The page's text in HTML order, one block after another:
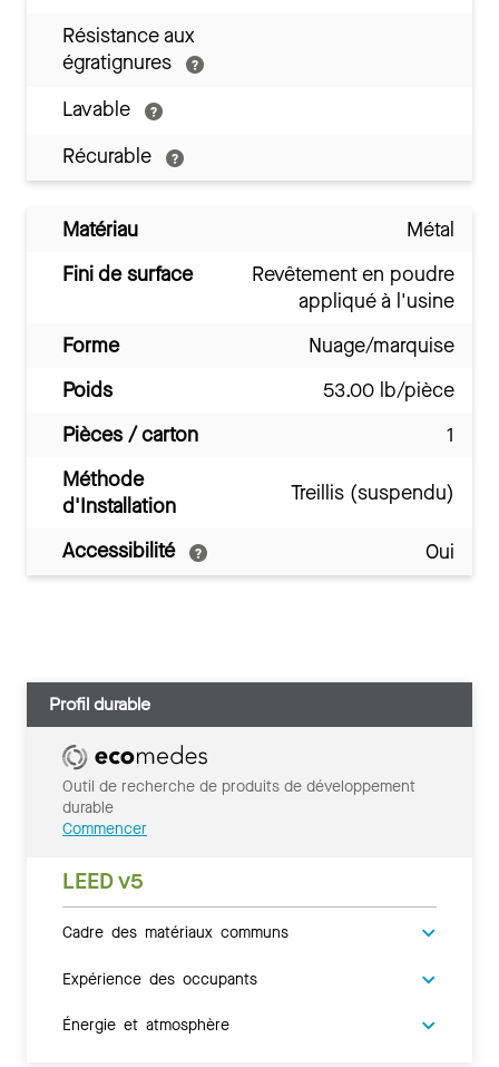
Résistance aux
égratignures
Lavable
Récurable
Matériau
Métal
Fini de surface
Revêtement en poudre
appliqué à l'usine
Forme
Nuage/marquise
Poids
53.00 lb/pièce
Pièces / carton
1
Méthode
d'Installation
Treillis (suspendu)
Accessibilité Oui
Profil durable
Outil de recherche de produits de développement
durable
Commencer
LEED v5
Cadre des matériaux communs
Expérience des occupants
Énergie et atmosphère